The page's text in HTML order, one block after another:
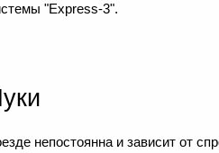
"Express-3".
непостоянна и зависит от